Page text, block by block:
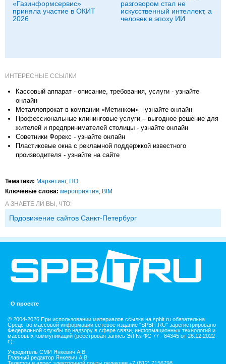
«Газинформсервис»
приняла участие в ОКИТ
2026
разговором стал не
искусственный интеллект, а
человек в эпоху ИИ
ИНТЕРЕСНЫЕ ССЫЛКИ
Кассовый аппарат - описание, требования, услуги - узнайте
онлайн
Металлопрокат в компании «Метинком» - узнайте онлайн
Профессиональные клининговые услуги – выгодное решение для
жителей и предпринимателей столицы - узнайте онлайн
Советники Форекс - узнайте онлайн
Пластиковые окна с рекламной поддержкой известного
производителя - узнайте на сайте
Тематики: Маркетинг, ПО
Ключевые слова: мероприятия BIM
А ЗНАЕТЕ ЛИ ВЫ, ЧТО:
Прдовижение сайтов Санкт-Петербург
О проекте
© 2004-2026 При использовании материалов ссылка на spbit.ru обязательна
Средство массовой информации сетевое издание "SPBIT.RU" зарегистрировано
Федеральной службы по надзору в сфере связи, информационных технологий и
массовых коммуникаций (реестровая запись ЭЛ № ФС 77 - 84345 от 26.12.2022
г.).
Учредитель СМИ Янкевич А.В
Главный редактор Янкевич А.В
Телефон и адрес электронной почты редакции +7 (812) 7156798,